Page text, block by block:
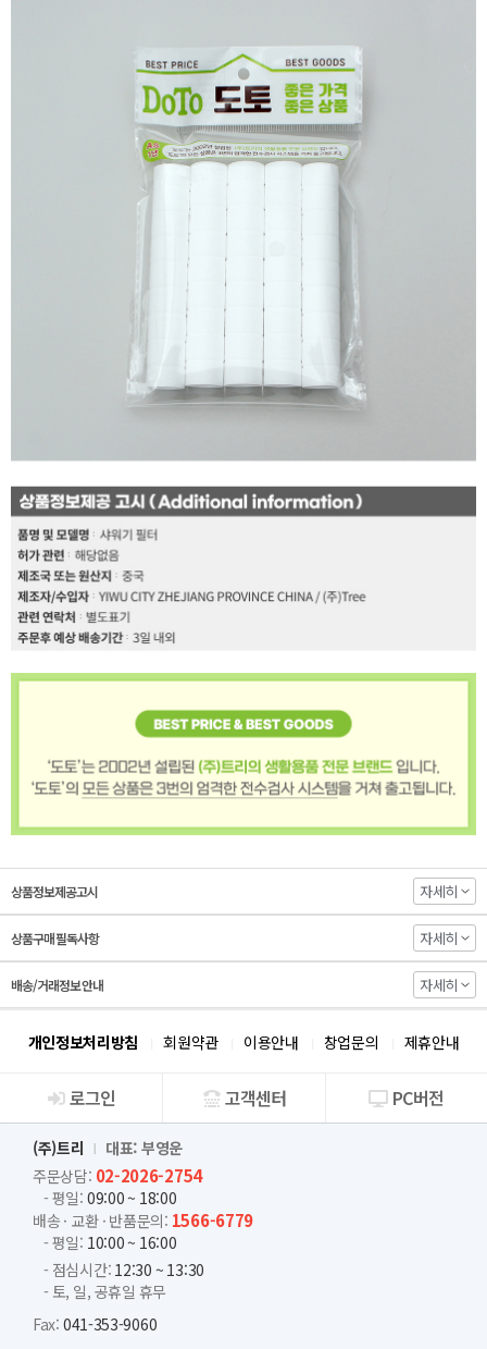
상품정보제공고시 자세히
상품구매 필독사항 자세히
배송/거래정보 안내 자세히
개인정보처리방침 회원약관 이용안내 창업문의 제휴안내
회사소개
로그인 고객센터 PC버전
(주)트리
대표: 부영운
주문상담: 02-2026-2754
- 평일: 09:00 ~ 18:00
배송 · 교환 · 반품문의: 1566-6779
- 평일: 10:00 ~ 16:00
- 점심시간: 12:30 ~ 13:30
- 토, 일, 공휴일 휴무
Fax: 041-353-9060